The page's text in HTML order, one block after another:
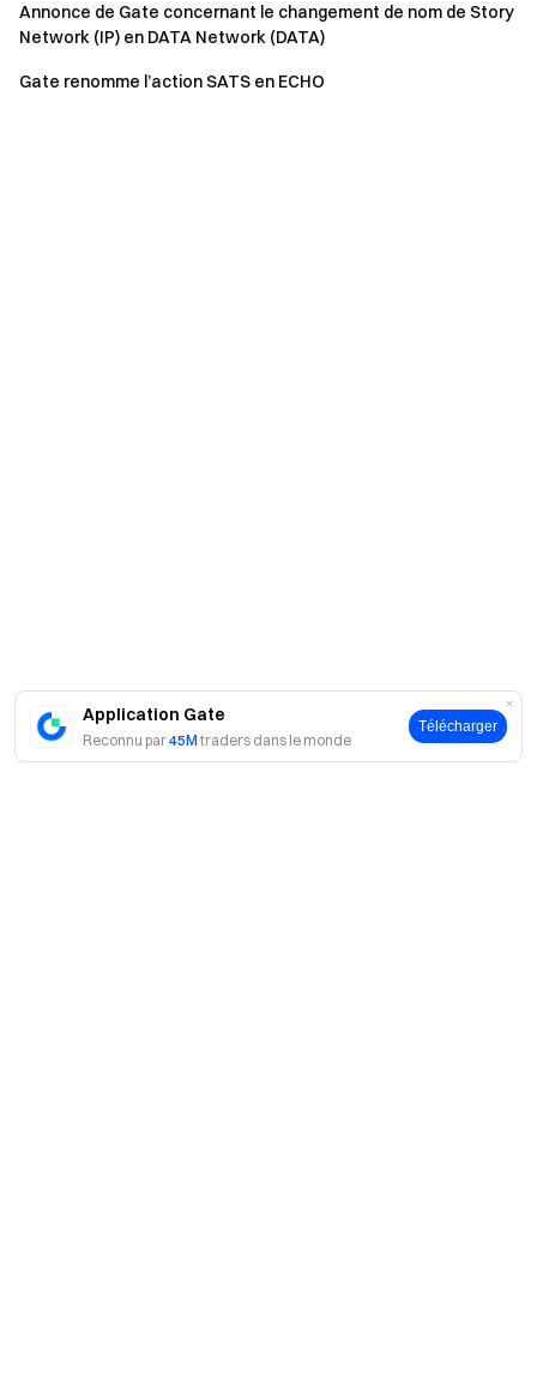
Application Gate
Reconnu par45M traders dans le monde
Télécharger
Annonce de Gate concernant le changement de nom de Story
Network (IP) en DATA Network (DATA)
Gate renomme l’action SATS en ECHO